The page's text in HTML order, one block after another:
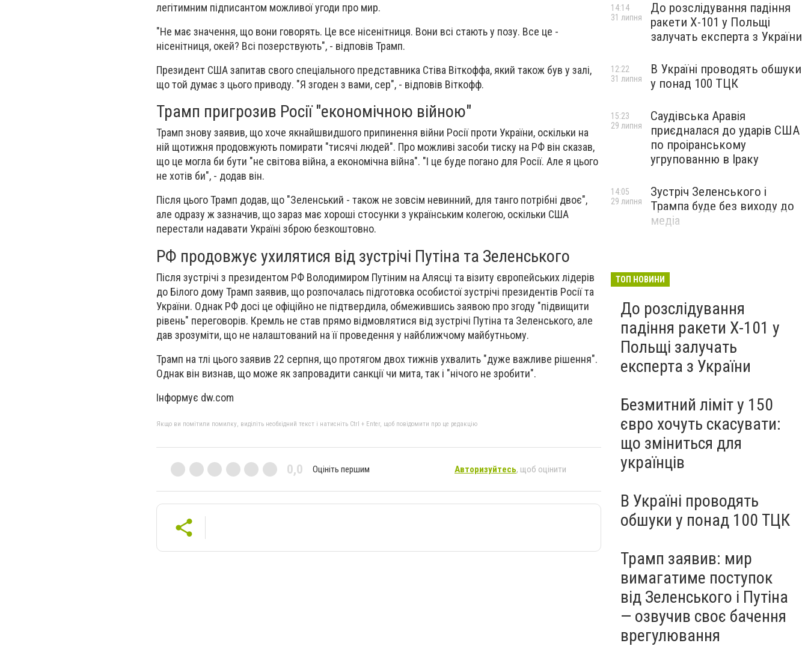
легітимним підписантом можливої ​​угоди про мир.
"Не має значення, що вони говорять. Це все нісенітниця. Вони всі стають у позу. Все це -
нісенітниця, окей? Всі позерствують", - відповів Трамп.
Президент США запитав свого спеціального представника Стіва Віткоффа, який також був у залі,
що той думає з цього приводу. "Я згоден з вами, сер", - відповів Віткофф.
Трамп пригрозив Росії "економічною війною"
Трамп знову заявив, що хоче якнайшвидшого припинення війни Росії проти України, оскільки на
ній щотижня продовжують помирати "тисячі людей". Про можливі засоби тиску на РФ він сказав,
що це могла би бути "не світова війна, а економічна війна". "І це буде погано для Росії. Але я цього
не хотів би", - додав він.
Після цього Трамп додав, що "Зеленський - також не зовсім невинний, для танго потрібні двоє",
але одразу ж зазначив, що зараз має хороші стосунки з українським колегою, оскільки США
перестали надавати Україні зброю безкоштовно.
РФ продовжує ухилятися від зустрічі Путіна та Зеленського
Після зустрічі з президентом РФ Володимиром Путіним на Алясці та візиту європейських лідерів
до Білого дому Трамп заявив, що розпочалась підготовка особистої зустрічі президентів Росії та
України. Однак РФ досі це офіційно не підтвердила, обмежившись заявою про згоду "підвищити
рівень" переговорів. Кремль не став прямо відмовлятися від зустрічі Путіна та Зеленського, але
дав зрозуміти, що не налаштований на її проведення у найближчому майбутньому.
Трамп на тлі цього заявив 22 серпня, що протягом двох тижнів ухвалить "дуже важливе рішення".
Однак він визнав, що може як запровадити санкції чи мита, так і "нічого не зробити".
Інформує dw.com
Якщо ви помітили помилку, виділіть необхідний текст і натисніть Ctrl + Enter, щоб повідомити про це редакцію
0,0 Оцініть першим Авторизуйтесь, щоб оцінити
До розслідування падіння
ракети Х-101 у Польщі
залучать експерта з України
14:14
31 липня
В Україні проводять обшуки
у понад 100 ТЦК
12:22
31 липня
Саудівська Аравія
приєдналася до ударів США
по проіранському
угрупованню в Іраку
15:23
29 липня
Зустріч Зеленського і
Трампа буде без виходу до
медіа
14:05
29 липня
ТОП НОВИНИ
До розслідування
падіння ракети Х-101 у
Польщі залучать
експерта з України
Безмитний ліміт у 150
євро хочуть скасувати:
що зміниться для
українців
В Україні проводять
обшуки у понад 100 ТЦК
Трамп заявив: мир
вимагатиме поступок
від Зеленського і Путіна
— озвучив своє бачення
врегулювання